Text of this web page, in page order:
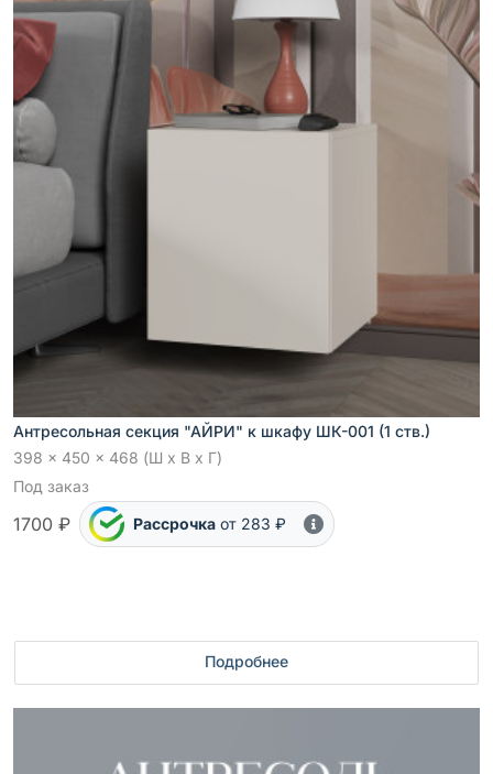
Антресольная секция "АЙРИ" к шкафу ШК-001 (1 ств.)
398 x 450 x 468 (Ш x В x Г)
Под заказ
1700 ₽ Рассрочка от 283 ₽
Подробнее